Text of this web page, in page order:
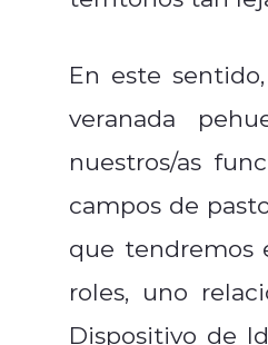
En este
veranada
nuestros/as
campos de
que tendremos
roles, uno
Dispositivo de